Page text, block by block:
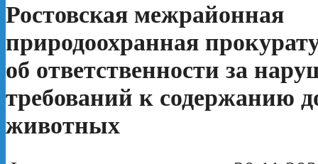
Ростовская межрайонная
природоохранная
об ответственности за
требований к содержанию
животных